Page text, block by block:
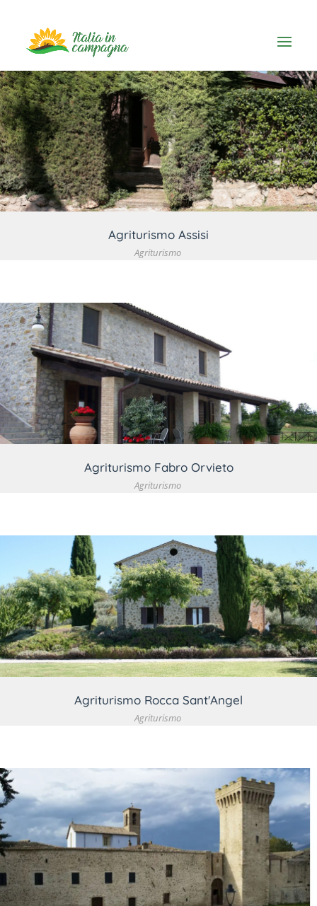
VEDI DETTAGLIO
Agriturismo Assisi
Agriturismo
VEDI DETTAGLIO
Agriturismo Fabro Orvieto
Agriturismo
VEDI DETTAGLIO
Agriturismo Rocca Sant'Angel
Agriturismo
VEDI DETTAGLIO